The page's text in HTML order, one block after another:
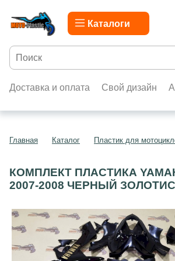
Каталоги
Доставка и оплата Свой дизайн
Главная Каталог Пластик для
КОМПЛЕКТ ПЛАСТИКА
2007-2008 ЧЕРНЫЙ